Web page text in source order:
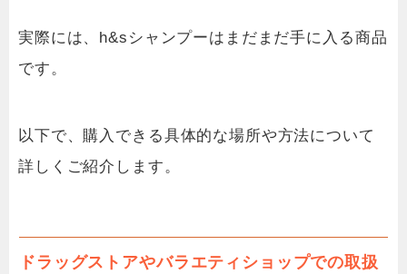
実際には、h&sシャンプーはまだまだ手に入る商品
です。
以下で、購入できる具体的な場所や方法について
詳しくご紹介します。
ドラッグストアやバラエティショップでの取扱